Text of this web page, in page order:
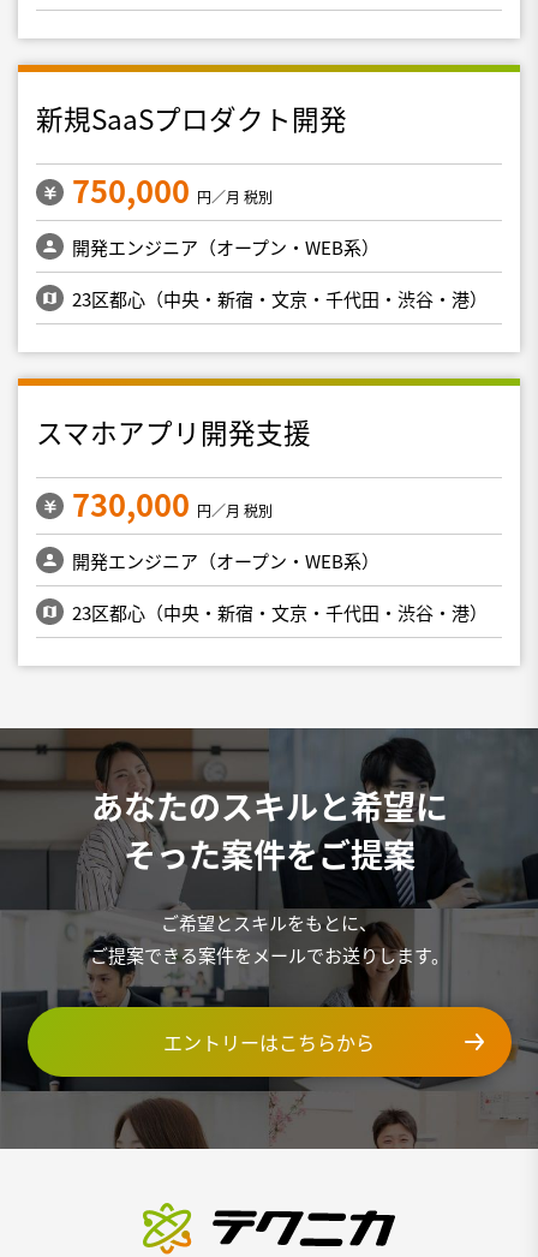
新規SaaSプロダクト開発
750,000 円／月 税別
開発エンジニア（オープン・WEB系）
23区都心（中央・新宿・文京・千代田・渋谷・港）
スマホアプリ開発支援
730,000 円／月 税別
開発エンジニア（オープン・WEB系）
23区都心（中央・新宿・文京・千代田・渋谷・港）
あなたのスキルと希望に
そった案件をご提案
ご希望とスキルをもとに、
ご提案できる案件をメールでお送りします。
エントリーはこちらから